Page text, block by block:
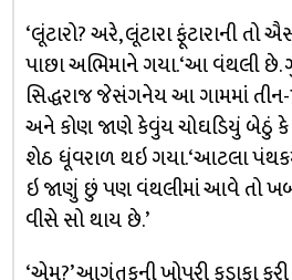
‘લૂંટારો? અરે, લૂંટારા ફૂંટારાની તો
પાછા અભિમાને ગયા. ‘આ વંથલી છે.
સિદ્ધરાજ જેસંગનેય આ ગામમાં તીન-
અને કોણ જાણે કેવુંય ચોઘડિયું બેઠું
શેઠ ધૂંવરાળ થઇ ગયા. ‘આટલા
ઇ જાણું છું પણ વંથલીમાં આવે તો
વીસે સો થાય છે.’